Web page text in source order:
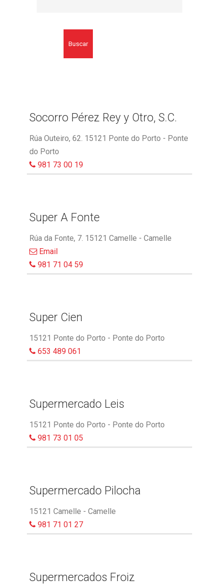
Buscar
Socorro Pérez Rey y Otro, S.C.
Rúa Outeiro, 62. 15121 Ponte do Porto - Ponte
do Porto
981 73 00 19
Super A Fonte
Rúa da Fonte, 7. 15121 Camelle - Camelle
Email
981 71 04 59
Super Cien
15121 Ponte do Porto - Ponte do Porto
653 489 061
Supermercado Leis
15121 Ponte do Porto - Ponte do Porto
981 73 01 05
Supermercado Pilocha
15121 Camelle - Camelle
981 71 01 27
Supermercados Froiz